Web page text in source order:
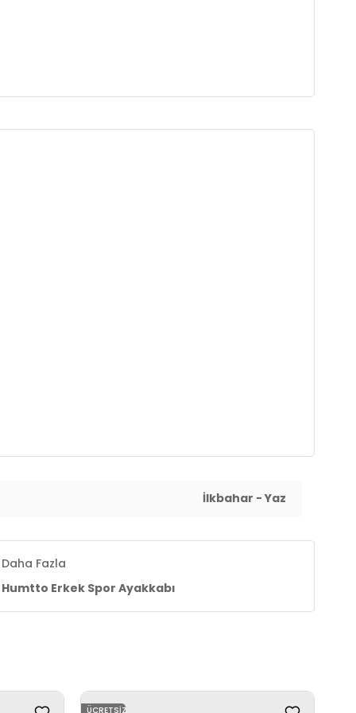
İlkbahar - Yaz
Daha Fazla
Humtto Erkek Spor Ayakkabı
ÜCRETSIZ